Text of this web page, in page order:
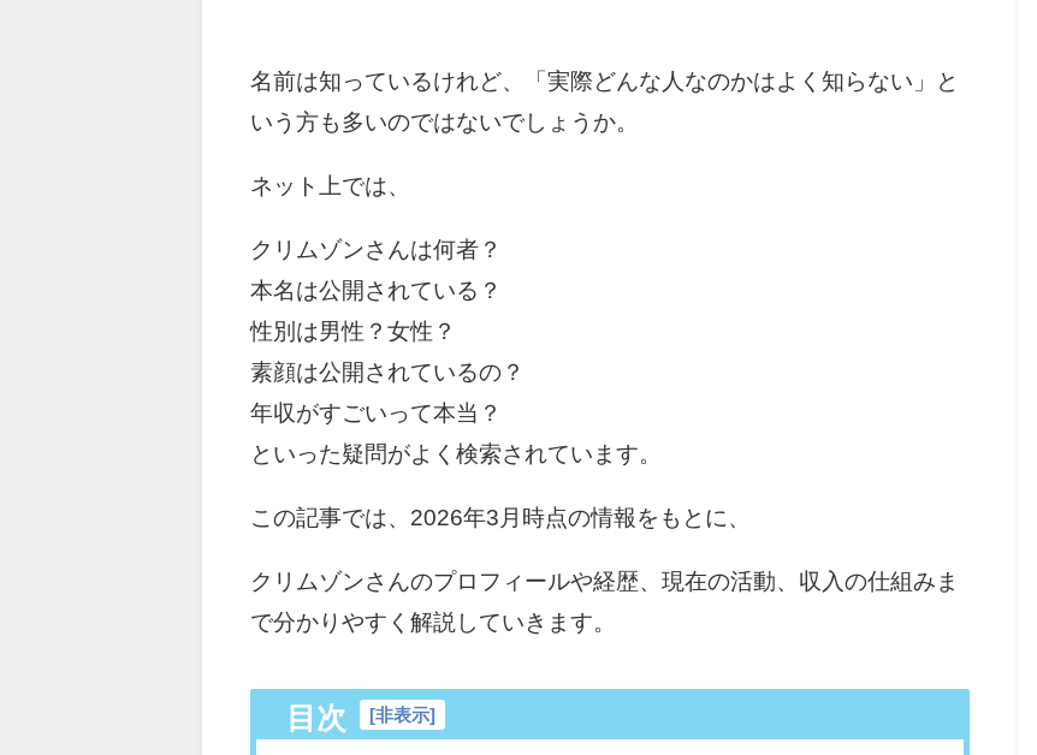
名前は知っているけれど、「実際どんな人なのかはよく知らない」と
いう方も多いのではないでしょうか。
ネット上では、
クリムゾンさんは何者？
本名は公開されている？
性別は男性？女性？
素顔は公開されているの？
年収がすごいって本当？
といった疑問がよく検索されています。
この記事では、2026年3月時点の情報をもとに、
クリムゾンさんのプロフィールや経歴、現在の活動、収入の仕組みま
で分かりやすく解説していきます。
目次 [非表示]